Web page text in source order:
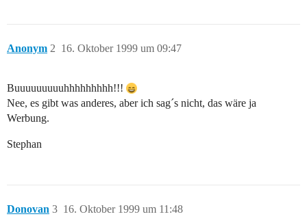
Anonym 16. Oktober 1999 um 09:47
2
Buuuuuuuuuhhhhhhhhh!!!
Nee, es gibt was anderes, aber ich sag´s nicht, das wäre ja
Werbung.
Stephan
Donovan 16. Oktober 1999 um 11:48
3